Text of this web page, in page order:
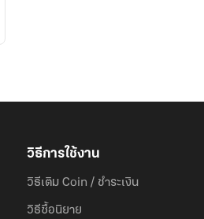
วิธีการใช้งาน
วิธีเติม Coin / ชำระเงิน
วิธีซื้อนิยาย